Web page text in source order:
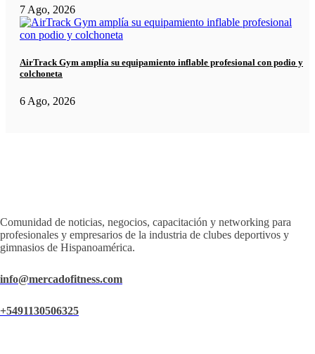
7 Ago, 2026
AirTrack Gym amplía su equipamiento inflable profesional con podio y
colchoneta
6 Ago, 2026
Comunidad de noticias, negocios, capacitación y networking para
profesionales y empresarios de la industria de clubes deportivos y
gimnasios de Hispanoamérica.
info@mercadofitness.com
+5491130506325